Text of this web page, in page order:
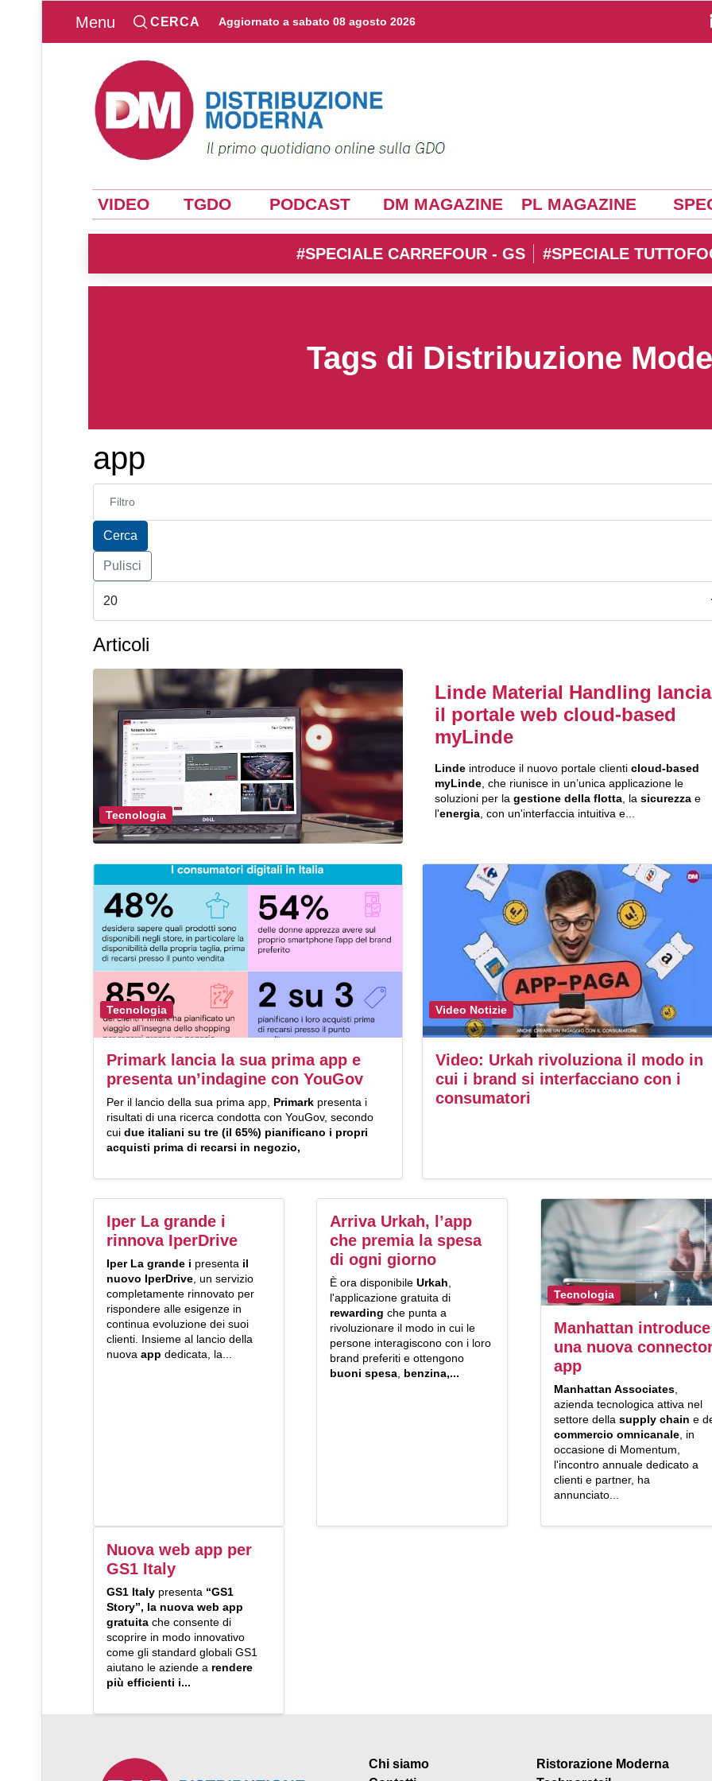
Menu CERCA Aggiornato a sabato 08 agosto 2026
VIDEO TGDO PODCAST DM MAGAZINE PL MAGAZINE
#SPECIALE CARREFOUR - GS #SPECIALE
Tags di Distribuzione
app
Inserisci parte del titolo
Cerca
Pulisci
Articoli
Tecnologia
Linde Material Handling lancia
il portale web cloud-based
myLinde
Lindeintroduce il nuovo portale clienti cloud-based
myLinde, che riunisce in un’unica applicazione le
soluzioni per la gestione della flotta, la sicurezzae
l'energia, con un'interfaccia intuitiva e...
Tecnologia
Primark lancia la sua prima app e
presenta un’indagine con YouGov
Per il lancio della sua prima app, Primark presenta i
risultati di una ricerca condotta con YouGov, secondo
cui due italiani su tre (il 65%) pianificano i propri
acquisti prima di recarsi in negozio,
Video Notizie
Video: Urkah rivoluziona il modo in
cui i brand si interfacciano con i
consumatori
Iper La grande i
rinnova IperDrive
Iper La grande i presenta il
nuovo IperDrive , un servizio
completamente rinnovato per
rispondere alle esigenze in
continua evoluzione dei suoi
clienti. Insieme al lancio della
nuova app dedicata, la...
Arriva Urkah, l’app
che premia la spesa
di ogni giorno
È ora disponibileUrkah
l'applicazione gratuita di
rewarding che punta a
rivoluzionare il modo in cui le
persone interagiscono con i loro
brand preferiti e ottengono
buoni spesa benzina,...
Tecnologia
Manhattan introduce
una nuova
app
Manhattan Associates,
azienda tecnologica attiva nel
settore della supply chain e
commercio omnicanale, in
occasione di Momentum,
l'incontro annuale dedicato a
clienti e partner, ha
annunciato...
Nuova web app per
GS1 Italy
GS1 Italy presenta “GS1
Story”, la nuova web app
gratuita che consente di
scoprire in modo innovativo
come gli standard globali GS1
aiutano le aziende a rendere
più efficienti i...
Chi siamo
Ristorazione Moderna